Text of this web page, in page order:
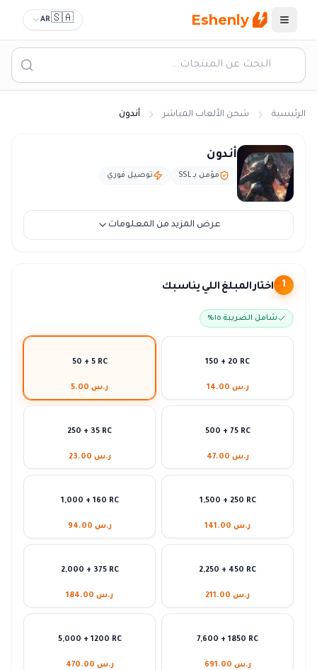
القائمة Eshenly
🇸🇦
AR
الرئيسية شحن الألعاب المباشر أندون
شحن أندون أندون
مؤمن بـ SSL توصيل فوري
عرض المزيد من المعلومات
1 اختار المبلغ اللي يناسبك
شامل الضريبة ١٥٪
50 + 5 RC
ر.س 5.00
150 + 20 RC
ر.س 14.00
250 + 35 RC
ر.س 23.00
500 + 75 RC
ر.س 47.00
1,000 + 160 RC
ر.س 94.00
1,500 + 250 RC
ر.س 141.00
2,000 + 375 RC
ر.س 184.00
2,250 + 450 RC
ر.س 211.00
5,000 + 1200 RC
ر.س 470.00
7,600 + 1850 RC
ر.س 691.00